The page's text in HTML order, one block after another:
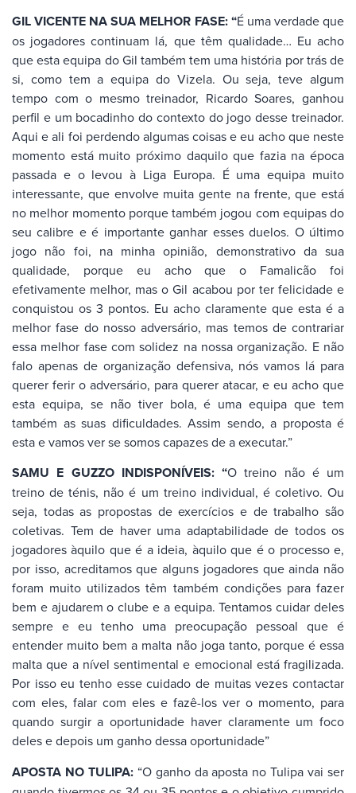
GIL VICENTE NA SUA MELHOR FASE: “É uma verdade que
os jogadores continuam lá, que têm qualidade… Eu acho
que esta equipa do Gil também tem uma história por trás de
si, como tem a equipa do Vizela. Ou seja, teve algum
tempo com o mesmo treinador, Ricardo Soares, ganhou
perfil e um bocadinho do contexto do jogo desse treinador.
Aqui e ali foi perdendo algumas coisas e eu acho que neste
momento está muito próximo daquilo que fazia na época
passada e o levou à Liga Europa. É uma equipa muito
interessante, que envolve muita gente na frente, que está
no melhor momento porque também jogou com equipas do
seu calibre e é importante ganhar esses duelos. O último
jogo não foi, na minha opinião, demonstrativo da sua
qualidade, porque eu acho que o Famalicão foi
efetivamente melhor, mas o Gil acabou por ter felicidade e
conquistou os 3 pontos. Eu acho claramente que esta é a
melhor fase do nosso adversário, mas temos de contrariar
essa melhor fase com solidez na nossa organização. E não
falo apenas de organização defensiva, nós vamos lá para
querer ferir o adversário, para querer atacar, e eu acho que
esta equipa, se não tiver bola, é uma equipa que tem
também as suas dificuldades. Assim sendo, a proposta é
esta e vamos ver se somos capazes de a executar.”
SAMU E GUZZO INDISPONÍVEIS: “O treino não é um
treino de ténis, não é um treino individual, é coletivo. Ou
seja, todas as propostas de exercícios e de trabalho são
coletivas. Tem de haver uma adaptabilidade de todos os
jogadores àquilo que é a ideia, àquilo que é o processo e,
por isso, acreditamos que alguns jogadores que ainda não
foram muito utilizados têm também condições para fazer
bem e ajudarem o clube e a equipa. Tentamos cuidar deles
sempre e eu tenho uma preocupação pessoal que é
entender muito bem a malta não joga tanto, porque é essa
malta que a nível sentimental e emocional está fragilizada.
Por isso eu tenho esse cuidado de muitas vezes contactar
com eles, falar com eles e fazê-los ver o momento, para
quando surgir a oportunidade haver claramente um foco
deles e depois um ganho dessa oportunidade”
APOSTA NO TULIPA: “O ganho da aposta no Tulipa vai ser